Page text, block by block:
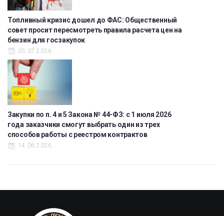
Топливный кризис дошел до ФАС: Общественный
совет просит пересмотреть правила расчета цен на
бензин для госзакупок
03.07.2026
Закупки по п. 4 и 5 Закона № 44-ФЗ: с 1 июля 2026
года заказчики смогут выбрать один из трех
способов работы с реестром контрактов
14.06.2026